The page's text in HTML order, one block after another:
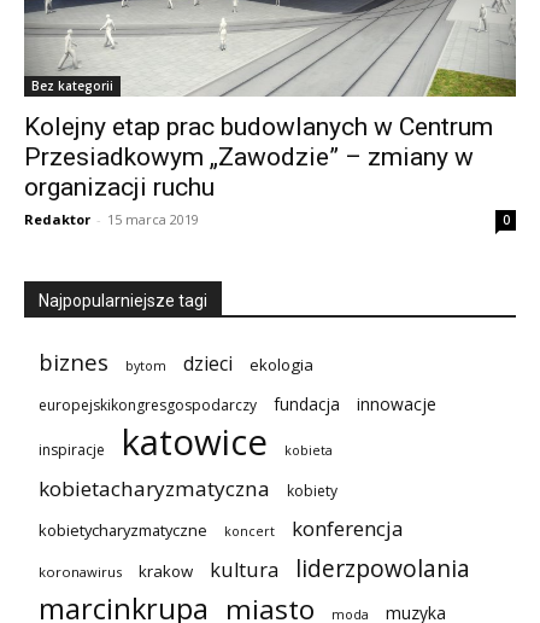
Bez kategorii
Kolejny etap prac budowlanych w Centrum
Przesiadkowym „Zawodzie” – zmiany w
organizacji ruchu
Redaktor - 15 marca 2019 0
Najpopularniejsze tagi
biznes bytom dzieci ekologia
europejskikongresgospodarczy fundacja innowacje
inspiracje katowice kobieta
kobietacharyzmatyczna kobiety
kobietycharyzmatyczne koncert konferencja
koronawirus krakow kultura liderzpowolania
marcinkrupa miasto moda muzyka